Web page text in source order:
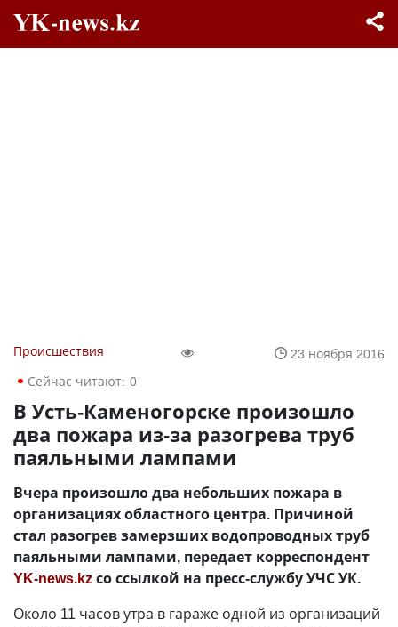
Происшествия
23 ноября 2016
Сейчас читают: 0
В Усть-Каменогорске произошло
два пожара из-за разогрева труб
паяльными лампами
Вчера произошло два небольших пожара в
организациях областного центра. Причиной
стал разогрев замерзших водопроводных труб
паяльными лампами, передает корреспондент
YK-news.kzсо ссылкой на пресс-службу УЧС УК.
Около 11 часов утра в гараже одной из организаций